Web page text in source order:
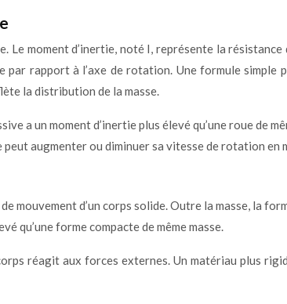
moment d’inertie, noté I, représente la
rapport à l’axe de rotation. Une formule simple
la distribution de la masse.
a un moment d’inertie plus élevé qu’une roue de
augmenter ou diminuer sa vitesse de rotation
mouvement d’un corps solide. Outre la masse, la
qu’une forme compacte de même masse.
réagit aux forces externes. Un matériau plus